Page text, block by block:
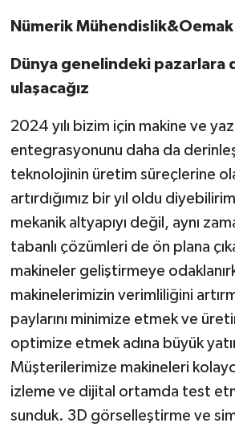
Nümerik Mühendislik&Oemak
Dünya genelindeki pazarlara
ulaşacağız
2024 yılı bizim için makine ve
entegrasyonunu daha da
teknolojinin üretim süreçlerine
artırdığımız bir yıl oldu
mekanik altyapıyı değil, aynı
tabanlı çözümleri de ön plana
makineler geliştirmeye
makinelerimizin verimliliğini
paylarını minimize etmek ve
optimize etmek adına büyük
Müşterilerimize makineleri
izleme ve dijital ortamda test
sunduk. 3D görselleştirme ve